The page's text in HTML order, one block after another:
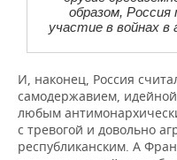
образом,
участие в войнах в
И, наконец, Россия
самодержавием,
любым
с тревогой и довольно
республиканским. А